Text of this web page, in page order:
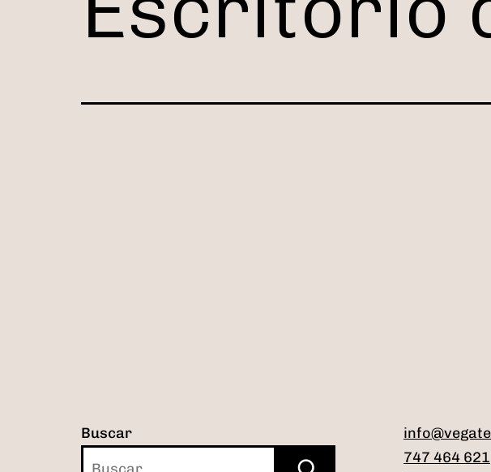
Buscar
747 464 621